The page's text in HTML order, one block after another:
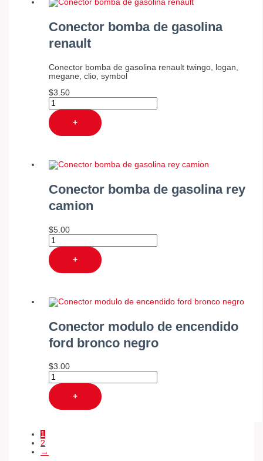
Conector bomba de gasolina
renault
Conector bomba de gasolina renault twingo, logan,
megane, clio, symbol
$3.50
+
Conector bomba de gasolina rey
camion
$5.00
+
Conector modulo de encendido
ford bronco negro
$3.00
+
1
2
→